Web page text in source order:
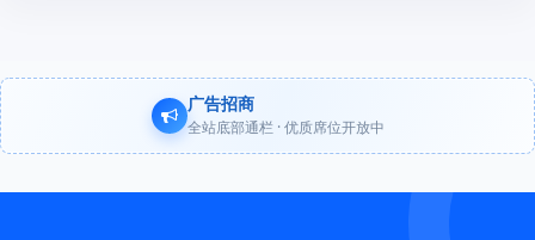
广告招商
全站底部通栏 · 优质席位开放中